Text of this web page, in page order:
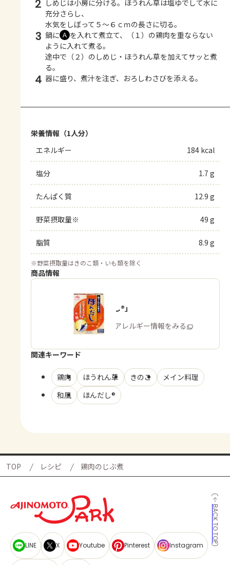
2 しめじは小房に分ける。ほうれん草は塩ゆでして水に
充分さらし、
水気をしぼって５～６ｃｍの長さに切る。
3 鍋に Ａ を入れて煮立て、（１）の鶏肉を重ならない
ように入れて煮る。
途中で（２）のしめじ・ほうれん草を加えてサッと煮
る。
4 器に盛り、煮汁を注ぎ、おろしわさびを添える。
栄養情報（1人分）
エネルギー
184 kcal
塩分 1.7 g
たんぱく質 12.9 g
野菜摂取量※ 49 g
脂質 8.9 g
※野菜摂取量はきのこ類・いも類を除く
商品情報
「ほんだし®」
商品・アレルギー情報をみる
関連キーワード
鶏肉 ほうれん草 きのこ
メイン料理
和風
ほんだし®
TOP レシピ 鶏肉のじぶ煮
BACK TO TOP
LINE X Youtube Pinterest Instagram